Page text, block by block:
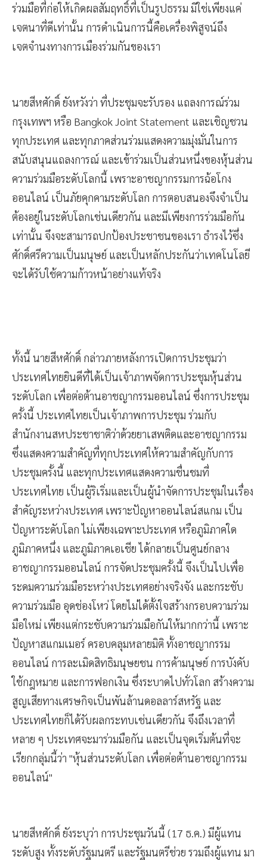
ร่วมมือที่ก่อให้เกิดผลสัมฤทธิ์ที่เป็นรูปธรรม มิใช่เพียงแค่
เจตนาที่ดีเท่านั้น การดำเนินการนี้คือเครื่องพิสูจน์ถึง
เจตจำนงทางการเมืองร่วมกันของเรา
นายสีหศักดิ์ ยังหวังว่า ที่ประชุมจะรับรอง แถลงการณ์ร่วม
กรุงเทพฯ หรือ Bangkok Joint Statement และเชิญชวน
ทุกประเทศ และทุกภาคส่วนร่วมแสดงความมุ่งมั่นในการ
สนับสนุนแถลงการณ์ และเข้าร่วมเป็นส่วนหนึ่งของหุ้นส่วน
ความร่วมมือระดับโลกนี้ เพราะอาชญากรรมการฉ้อโกง
ออนไลน์ เป็นภัยคุกคามระดับโลก การตอบสนองจึงจำเป็น
ต้องอยู่ในระดับโลกเช่นเดียวกัน และมีเพียงการร่วมมือกัน
เท่านั้น จึงจะสามารถปกป้องประชาชนของเรา ธำรงไว้ซึ่ง
ศักดิ์ศรีความเป็นมนุษย์ และเป็นหลักประกันว่าเทคโนโลยี
จะได้รับใช้ความก้าวหน้าอย่างแท้จริง
ทั้งนี้ นายสีหศักดิ์ กล่าวภายหลังการเปิดการประชุมว่า
ประเทศไทยยินดีที่ได้เป็นเจ้าภาพจัดการประชุมหุ้นส่วน
ระดับโลก เพื่อต่อต้านอาชญากรรมออนไลน์ ซึ่งการประชุม
ครั้งนี้ ประเทศไทยเป็นเจ้าภาพการประชุม ร่วมกับ
สำนักงานสหประชาชาติว่าด้วยยาเสพติดและอาชญากรรม
ซึ่งแสดงความสำคัญที่ทุกประเทศให้ความสำคัญกับการ
ประชุมครั้งนี้ และทุกประเทศแสดงความชื่นชมที่
ประเทศไทย เป็นผู้ริเริ่มและเป็นผู้นำจัดการประชุมในเรื่อง
สำคัญระหว่างประเทศ เพราะปัญหาออนไลน์สแกม เป็น
ปัญหาระดับโลก ไม่เพียงเฉพาะประเทศ หรือภูมิภาคใด
ภูมิภาคหนึ่ง และภูมิภาคเอเชีย ได้กลายเป็นศูนย์กลาง
อาชญากรรมออนไลน์ การจัดประชุมครั้งนี้ จึงเป็นไปเพื่อ
ระดมความร่วมมือระหว่างประเทศอย่างจริงจัง และกระชับ
ความร่วมมือ อุดช่องโหว่ โดยไม่ได้ตั้งใจสร้างกรอบความร่วม
มือใหม่ เพียงแต่กระชับความร่วมมือกันให้มากกว่านี้ เพราะ
ปัญหาสแกมเมอร์ ครอบคลุมหลายมิติ ทั้งอาชญากรรม
ออนไลน์ การละเมิดสิทธิมนุษยชน การค้ามนุษย์ การบังคับ
ใช้กฎหมาย และการฟอกเงิน ซึ่งระบาดไปทั่วโลก สร้างความ
สูญเสียทางเศรษกิจเป็นพันล้านดอลลาร์สหรัฐ และ
ประเทศไทยก็ได้รับผลกระทบเช่นเดียวกัน จึงถึงเวลาที่
หลาย ๆ ประเทศจะมาร่วมมือกัน และเป็นจุดเริ่มต้นที่จะ
เรียกกลุ่มนี้ว่า ''หุ้นส่วนระดับโลก เพื่อต่อต้านอาชญากรรม
ออนไลน์''
นายสีหศักดิ์ ยังระบุว่า การประชุมวันนี้ (17 ธ.ค.) มีผู้แทน
ระดับสูง ทั้งระดับรัฐมนตรี และรัฐมนตรีช่วย รวมถึงผู้แทน มา